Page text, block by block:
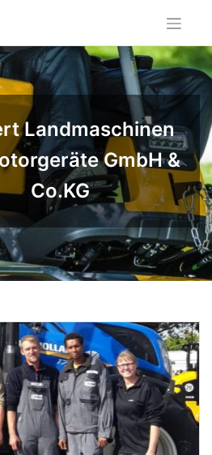
Landmaschinen
GmbH &
Co.KG